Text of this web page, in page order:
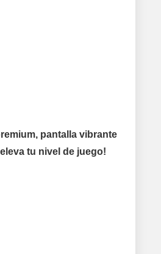
pantalla vibrante
tu nivel de juego!